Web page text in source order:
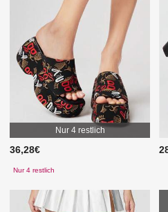
Nur 4 restlich
36,28€
Nur 4 restlich